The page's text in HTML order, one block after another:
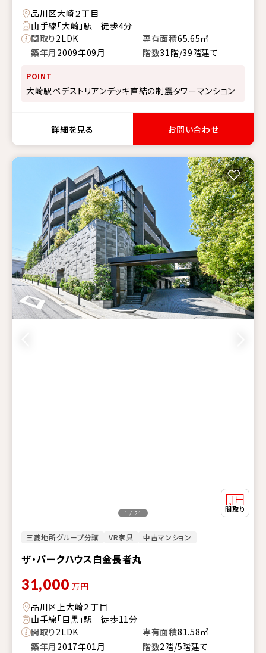
品川区大崎２丁目
山手線「大崎」駅 徒歩4分
間取り2LDK 専有面積65.65㎡
築年月 2009年09月 階数31階/39階建て
POINT
大崎駅ペデストリアンデッキ直結の制震タワーマンション
詳細を見る お問い合わせ
三菱地所グループ分譲 VR家具 中古マンション
ザ・パークハウス白金長者丸
1 / 21
31,000 万円
品川区上大崎２丁目
山手線「目黒」駅 徒歩11分
間取り2LDK 専有面積81.58㎡
築年月 2017年01月 階数2階/5階建て